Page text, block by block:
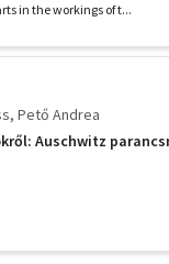
in the workings of t...
Pető Andrea
Auschwitz